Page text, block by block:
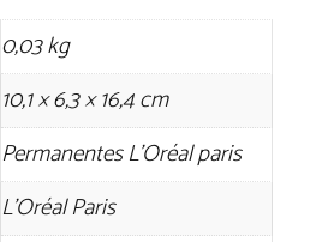
0,03 kg
10,1 × 6,3 × 16,4 cm
Permanentes L’Oréal paris
L'Oréal Paris